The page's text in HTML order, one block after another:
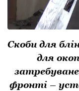
Скоби для
для
затребуване
фронті –